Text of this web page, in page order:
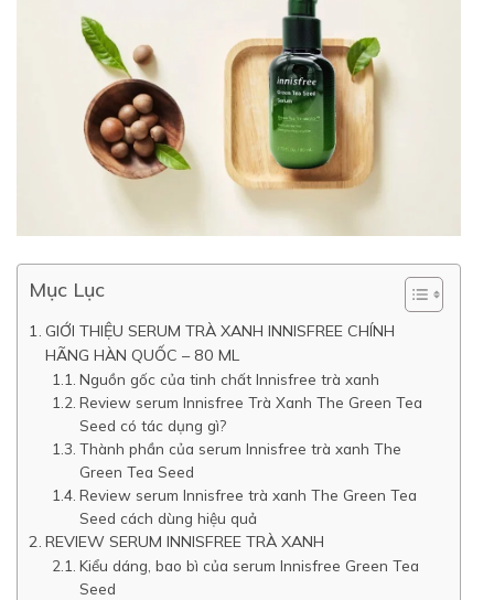
Mục Lục
GIỚI THIỆU SERUM TRÀ XANH INNISFREE CHÍNH
HÃNG HÀN QUỐC – 80 ML
Nguồn gốc của tinh chất Innisfree trà xanh
Review serum Innisfree Trà Xanh The Green Tea
Seed có tác dụng gì?
Thành phần của serum Innisfree trà xanh The
Green Tea Seed
Review serum Innisfree trà xanh The Green Tea
Seed cách dùng hiệu quả
REVIEW SERUM INNISFREE TRÀ XANH
Kiểu dáng, bao bì của serum Innisfree Green Tea
Seed